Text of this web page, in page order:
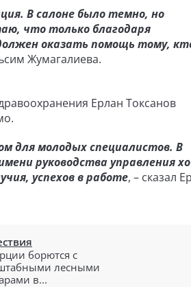
В салоне было темно, но
что только благодаря
оказать помощь тому,
Жумагалиева.
Ерлан Токсанов
для молодых специалистов. В
руководства управления
успехов в работе, – сказал
борются с
лесными
в...